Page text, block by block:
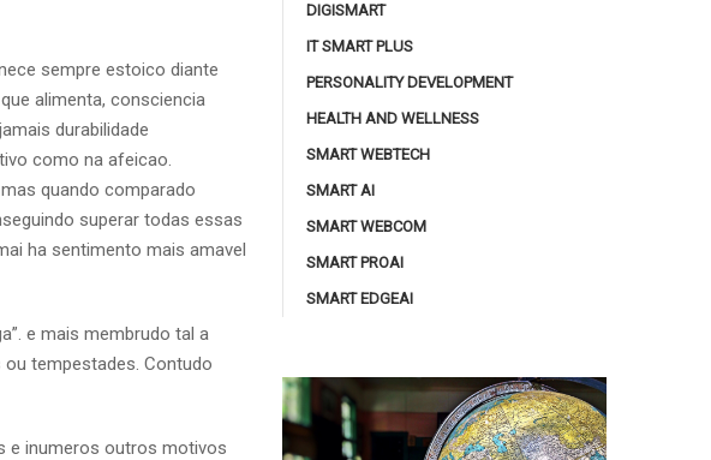
sempre estoico diante
alimenta, consciencia
durabilidade
como na afeicao.
quando comparado
superar todas essas
ha sentimento mais amavel
e mais membrudo tal a
tempestades. Contudo
e inumeros outros motivos
DIGISMART
IT SMART PLUS
PERSONALITY DEVELOPMENT
HEALTH AND WELLNESS
SMART WEBTECH
SMART AI
SMART WEBCOM
SMART PROAI
SMART EDGEAI